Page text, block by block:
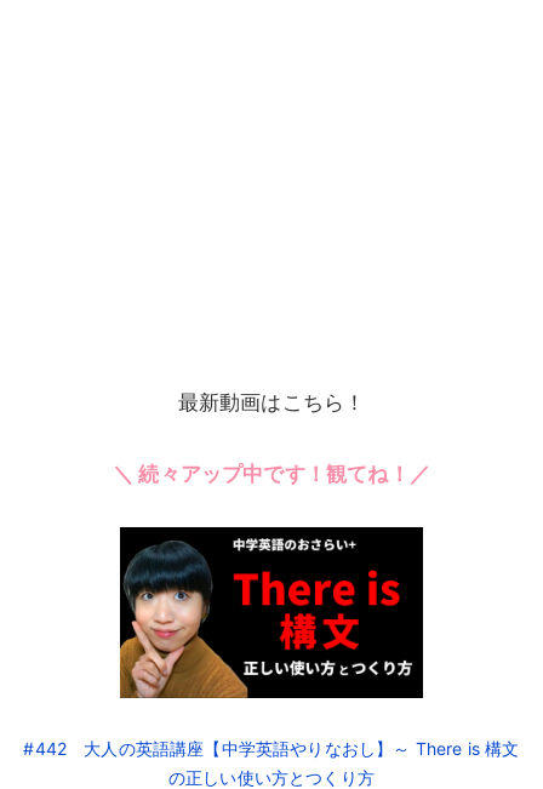
最新動画はこちら！
＼ 続々アップ中です！観てね！／
#442 大人の英語講座【中学英語やりなおし】～ There is 構文
の正しい使い方とつくり方